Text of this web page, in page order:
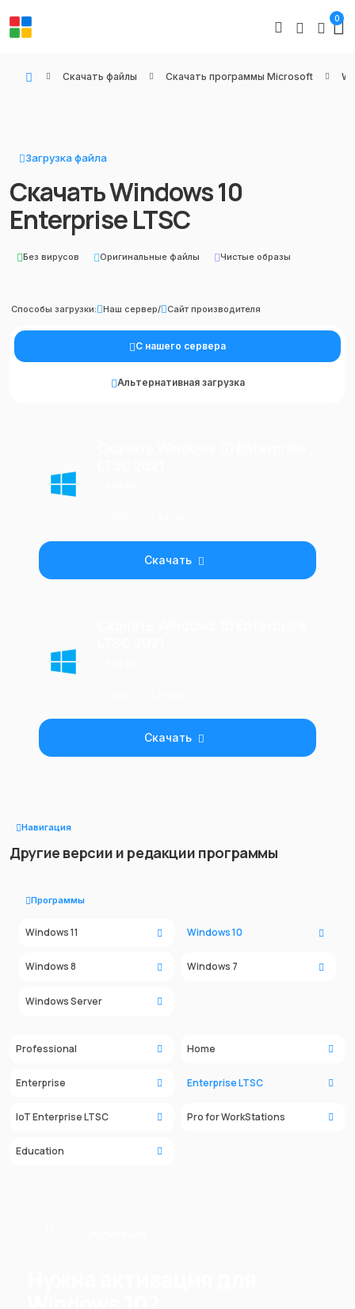
0
Скачать файлы Скачать программы Microsoft
Загрузка файла
Скачать Windows 10
Enterprise LTSC
Без вирусов Оригинальные файлы Чистые образы
Способы загрузки: Наш сервер/ Сайт производителя
С нашего сервера
Альтернативная загрузка
Скачать
Скачать
Навигация
Другие версии и редакции программы
Программы
Windows 11 Windows 10
Windows 8 Windows 7
Windows Server
Professional Home
Enterprise Enterprise LTSC
IoT Enterprise LTSC Pro for WorkStations
Education